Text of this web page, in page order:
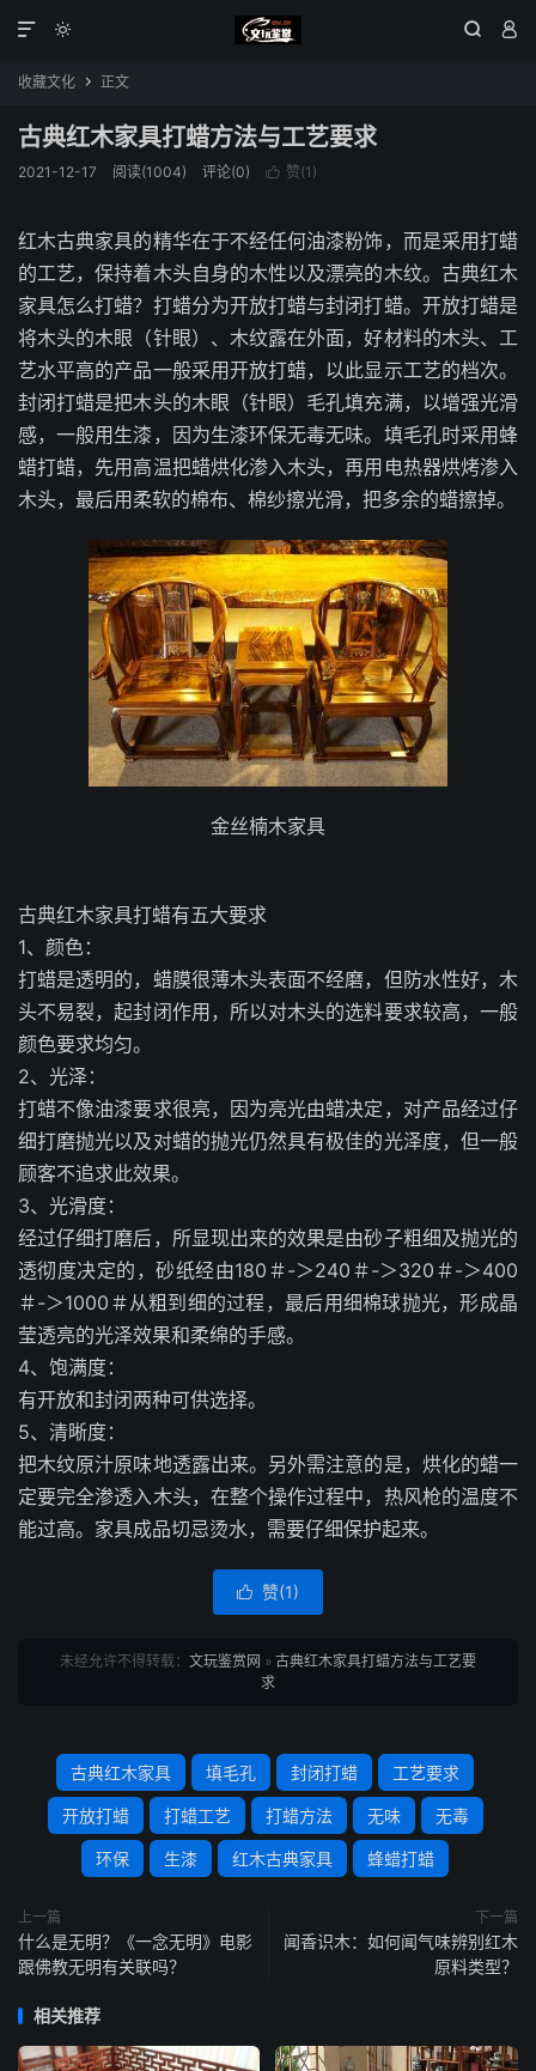
  

收藏文化  正文
古典红木家具打蜡方法与工艺要求
2021-12-17 阅读(1004) 评论(0)  赞(1 )
红木古典家具的精华在于不经任何油漆粉饰，而是采用打蜡
的工艺，保持着木头自身的木性以及漂亮的木纹。古典红木
家具怎么打蜡？打蜡分为开放打蜡与封闭打蜡。开放打蜡是
将木头的木眼（针眼）、木纹露在外面，好材料的木头、工
艺水平高的产品一般采用开放打蜡，以此显示工艺的档次。
封闭打蜡是把木头的木眼（针眼）毛孔填充满，以增强光滑
感，一般用生漆，因为生漆环保无毒无味。填毛孔时采用蜂
蜡打蜡，先用高温把蜡烘化渗入木头，再用电热器烘烤渗入
木头，最后用柔软的棉布、棉纱擦光滑，把多余的蜡擦掉。
金丝楠木家具
古典红木家具打蜡有五大要求
1、颜色：
打蜡是透明的，蜡膜很薄木头表面不经磨，但防水性好，木
头不易裂，起封闭作用，所以对木头的选料要求较高，一般
颜色要求均匀。
2、光泽：
打蜡不像油漆要求很亮，因为亮光由蜡决定，对产品经过仔
细打磨抛光以及对蜡的抛光仍然具有极佳的光泽度，但一般
顾客不追求此效果。
3、光滑度：
经过仔细打磨后，所显现出来的效果是由砂子粗细及抛光的
透彻度决定的，砂纸经由180＃-＞240＃-＞320＃-＞400
＃-＞1000＃从粗到细的过程，最后用细棉球抛光，形成晶
莹透亮的光泽效果和柔绵的手感。
4、饱满度：
有开放和封闭两种可供选择。
5、清晰度：
把木纹原汁原味地透露出来。另外需注意的是，烘化的蜡一
定要完全渗透入木头，在整个操作过程中，热风枪的温度不
能过高。家具成品切忌烫水，需要仔细保护起来。
 赞(1)
未经允许不得转载： 文玩鉴赏网 » 古典红木家具打蜡方法与工艺要
求
古典红木家具 填毛孔 封闭打蜡 工艺要求
开放打蜡 打蜡工艺 打蜡方法 无味 无毒
环保 生漆 红木古典家具 蜂蜡打蜡
上一篇
什么是无明？《一念无明》电影
跟佛教无明有关联吗？
下一篇
闻香识木：如何闻气味辨别红木
原料类型？
相关推荐